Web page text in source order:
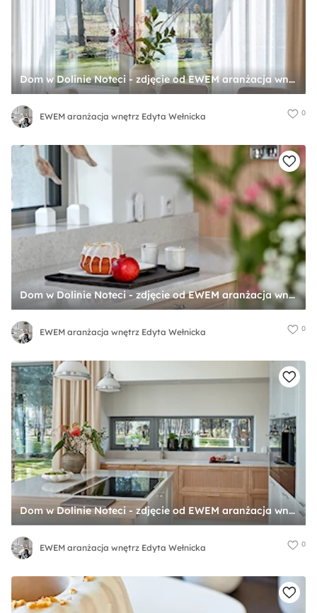
Dom w Dolinie Noteci - zdjęcie od EWEM aranżacja wnętrz Edyta Wełnicka
EWEM aranżacja wnętrz Edyta Wełnicka 0
Dom w Dolinie Noteci - zdjęcie od EWEM aranżacja wnętrz Edyta Wełnicka
EWEM aranżacja wnętrz Edyta Wełnicka 0
Dom w Dolinie Noteci - zdjęcie od EWEM aranżacja wnętrz Edyta Wełnicka
EWEM aranżacja wnętrz Edyta Wełnicka 0